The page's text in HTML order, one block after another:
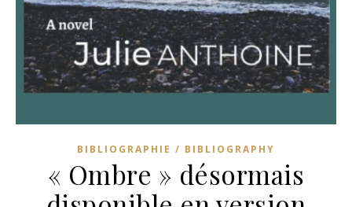
BIBLIOGRAPHIE / BIBLIOGRAPHY
« Ombre » désormais